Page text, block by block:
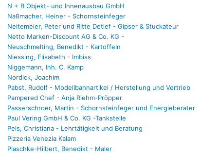
N + B Objekt- und Innenausbau GmbH
Naßmacher, Heiner - Schornsteinfeger
Neitemeier, Peter und Ritte Detlef - Gipser & Stuckateur
Netto Marken-Discount AG & Co. KG -
Neuschmelting, Benedikt - Kartoffeln
Niessing, Elisabeth - Imbiss
Niggemann, Inh. C. Kamp
Nordick, Joachim
Pabst, Rudolf - Modellbahnartikel / Herstellung und Vertrieb
Pampered Chef - Anja Riehm-Pröpper
Passerschroer, Martin - Schornsteinfeger und Energieberater
Paul Vering GmbH & Co. KG -Tankstelle
Pels, Christiana - Lehrtätigkeit und Beratung
Pizzeria Venezia Kalam
Plaschke-Hilbert, Benedikt - Maler